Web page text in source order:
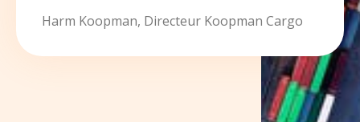
Harm Koopman, Directeur Koopman Cargo